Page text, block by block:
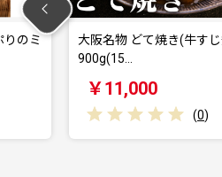
(牛すじ煮込み)
やみつき 国産
￥11,000